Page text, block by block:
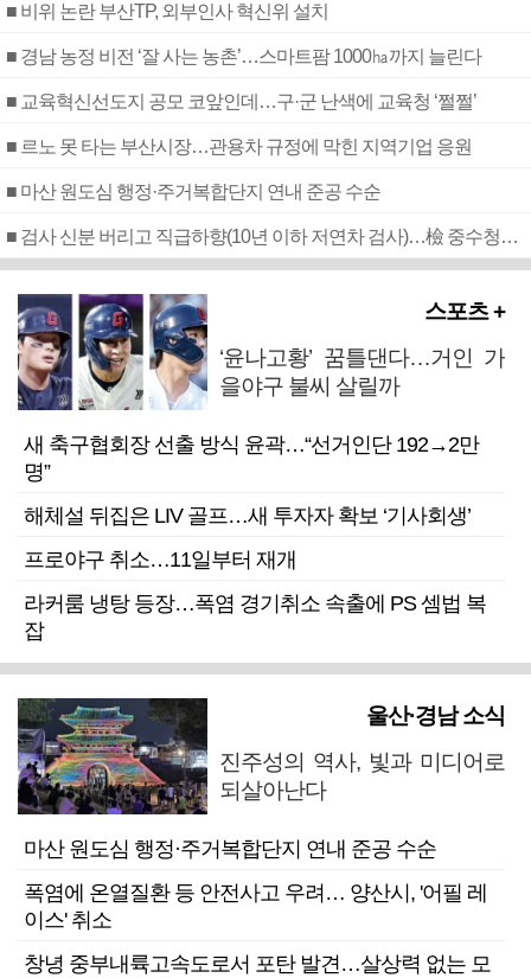
■ 비위 논란 부산TP, 외부인사 혁신위 설치
■ 경남 농정 비전 ‘잘 사는 농촌’…스마트팜 1000㏊까지 늘린다
■ 교육혁신선도지 공모 코앞인데…구·군 난색에 교육청 ‘쩔쩔’
■ 르노 못 타는 부산시장…관용차 규정에 막힌 지역기업 응원
■ 마산 원도심 행정·주거복합단지 연내 준공 수순
■ 검사 신분 버리고 직급하향(10년 이하 저연차 검사)…檢 중수청행 기피
스포츠 +
‘윤나고황’ 꿈틀댄다…거인 가
을야구 불씨 살릴까
새 축구협회장 선출 방식 윤곽…“선거인단 192→2만
명”
해체설 뒤집은 LIV 골프…새 투자자 확보 ‘기사회생’
프로야구 취소…11일부터 재개
라커룸 냉탕 등장…폭염 경기취소 속출에 PS 셈법 복
잡
울산·경남 소식
진주성의 역사, 빛과 미디어로
되살아난다
마산 원도심 행정·주거복합단지 연내 준공 수순
폭염에 온열질환 등 안전사고 우려… 양산시, '어필 레
이스' 취소
창녕 중부내륙고속도로서 포탄 발견…살상력 없는 모